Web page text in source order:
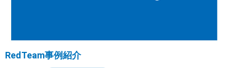
RedTeam事例紹介